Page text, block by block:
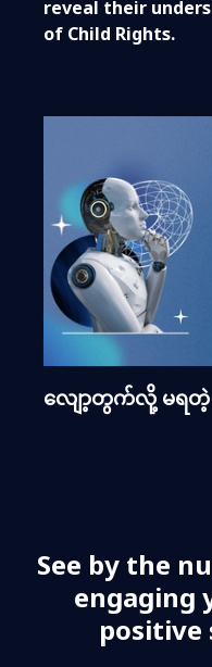
reveal their
of Child Rights.
လျော့တွက်လို့ မရတဲ့
See by the
engaging
positive